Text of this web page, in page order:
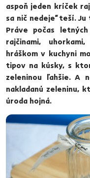
aspoň jeden kríček
sa nič nedeje“ teší.
Práve počas
rajčinami,
hráškom v kuchyni
tipov na kúsky, s
zeleninou ľahšie. A
nakladanú zeleninu,
úroda hojná.